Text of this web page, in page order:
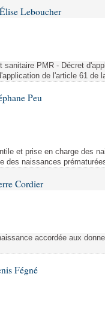
Leboucher
sanitaire PMR - Décret
de l'article 61 de
Peu
et prise en charge des
des naissances
Cordier
accordée aux
Fégné